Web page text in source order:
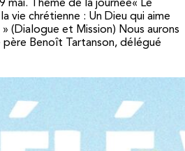
mai. Thème de la journée« Le
vie chrétienne : Un Dieu qui aime
(Dialogue et Mission) Nous aurons
père Benoît Tartanson, délégué